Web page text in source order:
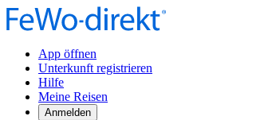
App öffnen
Unterkunft registrieren
Hilfe
Meine Reisen
Anmelden